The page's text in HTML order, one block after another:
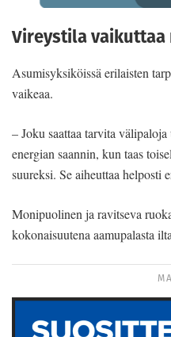
Vireystila
Asumisyksiköissä erilaisten
vaikeaa.
– Joku saattaa tarvita
energian saannin, kun taas
suureksi. Se aiheuttaa helposti
Monipuolinen ja ravitseva
kokonaisuutena aamupalasta